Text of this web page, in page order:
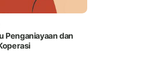
Penganiayaan dan